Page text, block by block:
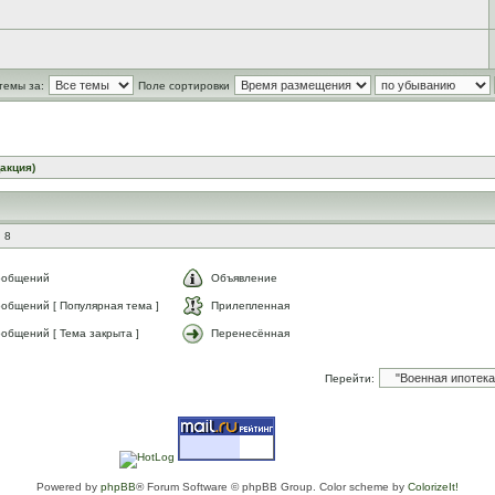
за: Поле сортировки
8
Объявление
[ Популярная тема ] Прилепленная
[ Тема закрыта ] Перенесённая
Перейти:
Powered by phpBB® Forum Software © phpBB Group. Color scheme by ColorizeIt!